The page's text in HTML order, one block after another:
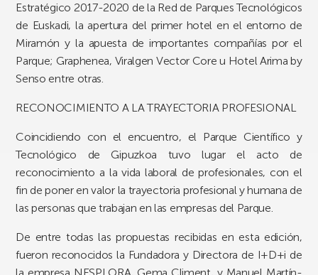
Estratégico 2017-2020 de la Red de Parques Tecnológicos
de Euskadi, la apertura del primer hotel en el entorno de
Miramón y la apuesta de importantes compañías por el
Parque; Graphenea, Viralgen Vector Core u Hotel Arima by
Senso entre otras.
RECONOCIMIENTO A LA TRAYECTORIA PROFESIONAL
Coincidiendo con el encuentro, el Parque Científico y
Tecnológico de Gipuzkoa tuvo lugar el acto de
reconocimiento a la vida laboral de profesionales, con el
fin de poner en valor la trayectoria profesional y humana de
las personas que trabajan en las empresas del Parque.
De entre todas las propuestas recibidas en esta edición,
fueron reconocidos la Fundadora y Directora de I+D+i de